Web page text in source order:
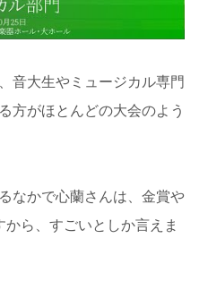
音大生やミュージカル専門
方がほとんどの大会のよう
なかで心蘭さんは、金賞や
ら、すごいとしか言えま